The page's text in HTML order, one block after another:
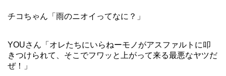
チコちゃん「雨のニオイってなに？」
YOUさん「オレたちにいらねーモノがアスファルトに叩
きつけられて、そこでフワッと上がって来る最悪なヤツだ
ぜ！」